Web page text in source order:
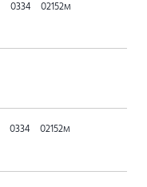
0334 02152м
0334 02152м